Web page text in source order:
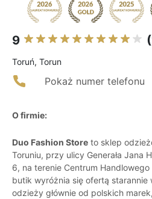
9
Toruń, Torun
Pokaż numer telefonu
O firmie:
Duo Fashion Store to sklep
Toruniu, przy ulicy Generała Jana
6, na terenie Centrum Handlowego
butik wyróżnia się ofertą starannie
odzieży głównie od polskich